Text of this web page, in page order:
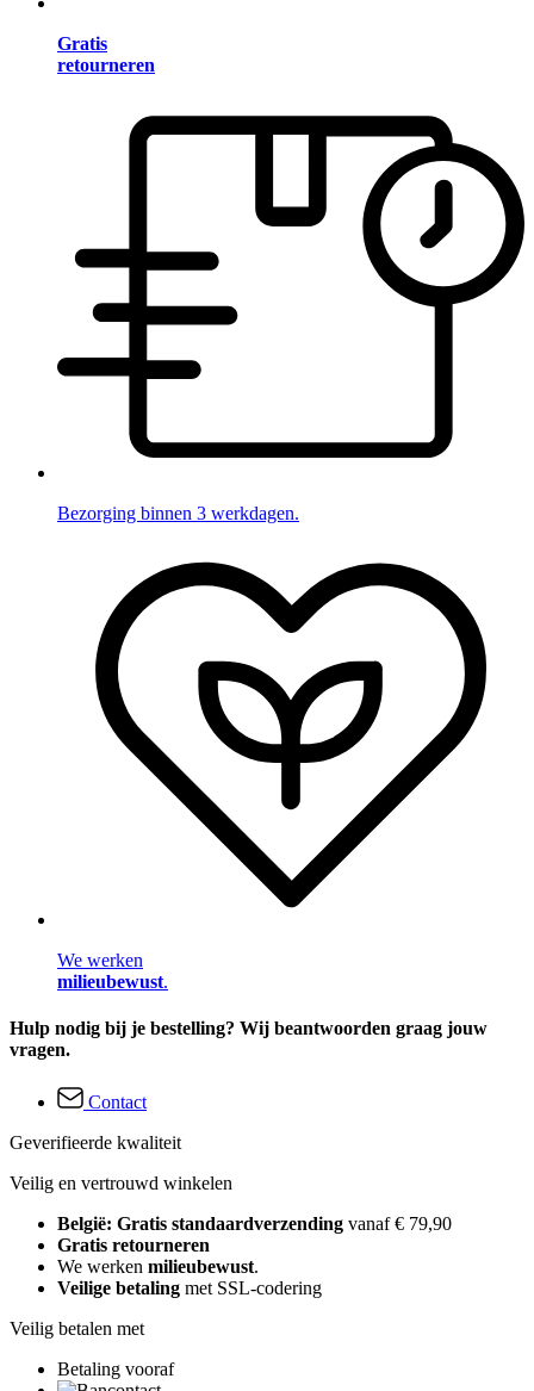
Gratis
retourneren
Bezorging binnen 3 werkdagen.
We werken
milieubewust.
Hulp nodig bij je bestelling? Wij beantwoorden graag jouw
vragen.
Contact
Geverifieerde kwaliteit
Veilig en vertrouwd winkelen
België: Gratis standaardverzending vanaf € 79,90
Gratis retourneren
We werken milieubewust.
Veilige betaling met SSL-codering
Veilig betalen met
Betaling vooraf